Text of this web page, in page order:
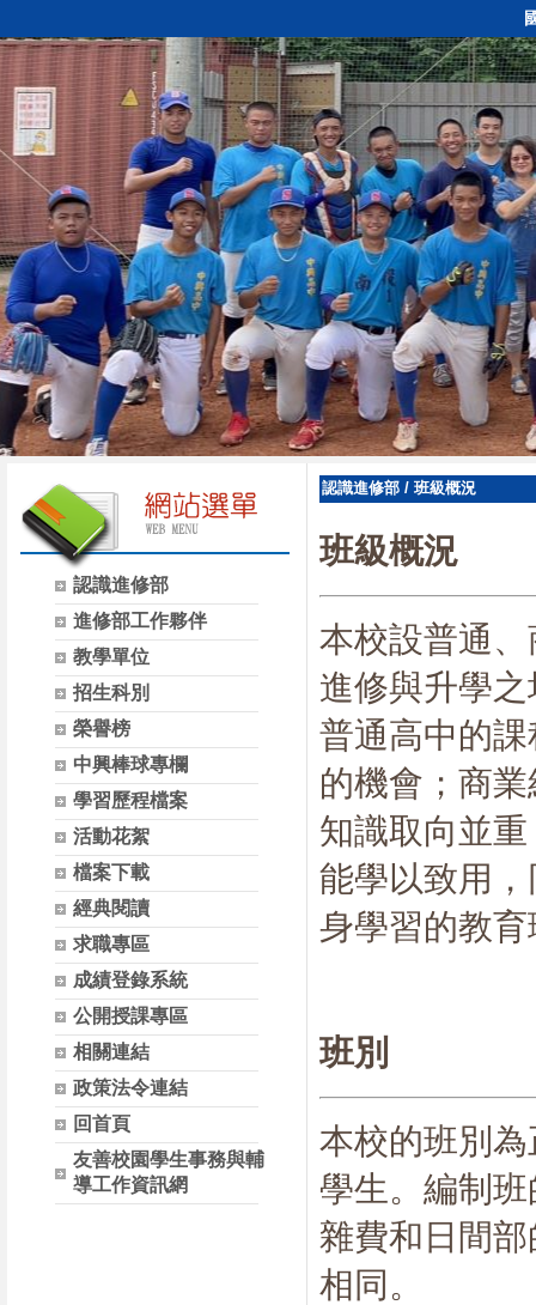
認識進修部
進修部工作夥伴
教學單位
招生科別
榮譽榜
中興棒球專欄
學習歷程檔案
活動花絮
檔案下載
經典閱讀
求職專區
成績登錄系統
公開授課專區
相關連結
政策法令連結
回首頁
友善校園學生事務與輔
導工作資訊網
認識進修部 / 班級概況
班級概況
本校設普通
進修與升學
普通高中的
的機會；商
知識取向並
能學以致用
身學習的教
班別
本校的班別
學生。編制
雜費和日間
相同。